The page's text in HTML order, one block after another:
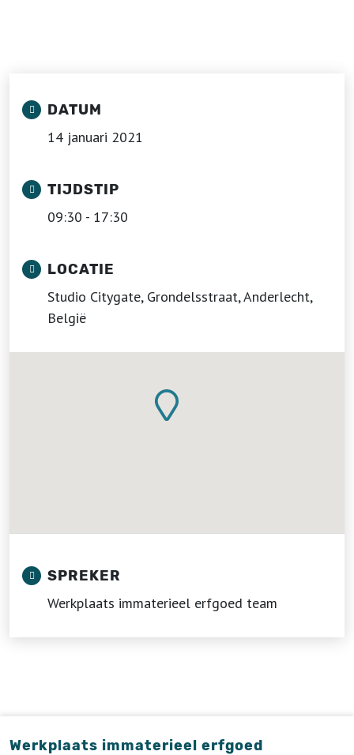
DATUM
14 januari 2021
TIJDSTIP
09:30 - 17:30
LOCATIE
Studio Citygate, Grondelsstraat, Anderlecht,
België
SPREKER
Werkplaats immaterieel erfgoed team
Werkplaats immaterieel erfgoed